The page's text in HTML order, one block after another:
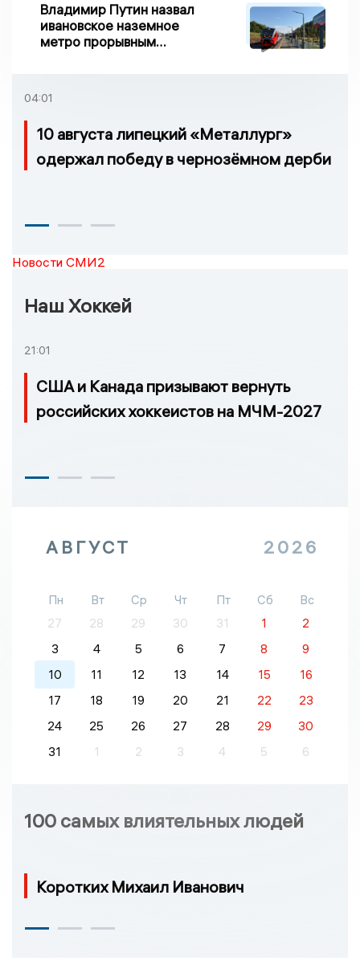
Владимир Путин назвал
ивановское наземное
метро прорывным
04:01
10 августа липецкий «Металлург»
одержал победу в чернозёмном дерби
Новости СМИ2
Наш Хоккей
21:01
США и Канада призывают вернуть
российских хоккеистов на МЧМ-2027
АВГУСТ 2026
Пн Вт Ср Чт Пт Сб
Вс
27
28 29 30 31 1
2
3
4 5 6 7 8
9
10
11 12 13 14 15
16
17
18 19 20 21 22
23
24
25 26 27 28 29
30
31
1 2 3 4 5 6
100 самых влиятельных людей
Коротких Михаил Иванович